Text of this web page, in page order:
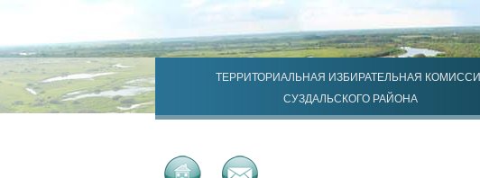
ТЕРРИТОРИАЛЬНАЯ ИЗБИРАТЕЛЬНАЯ
СУЗДАЛЬСКОГО РАЙОНА